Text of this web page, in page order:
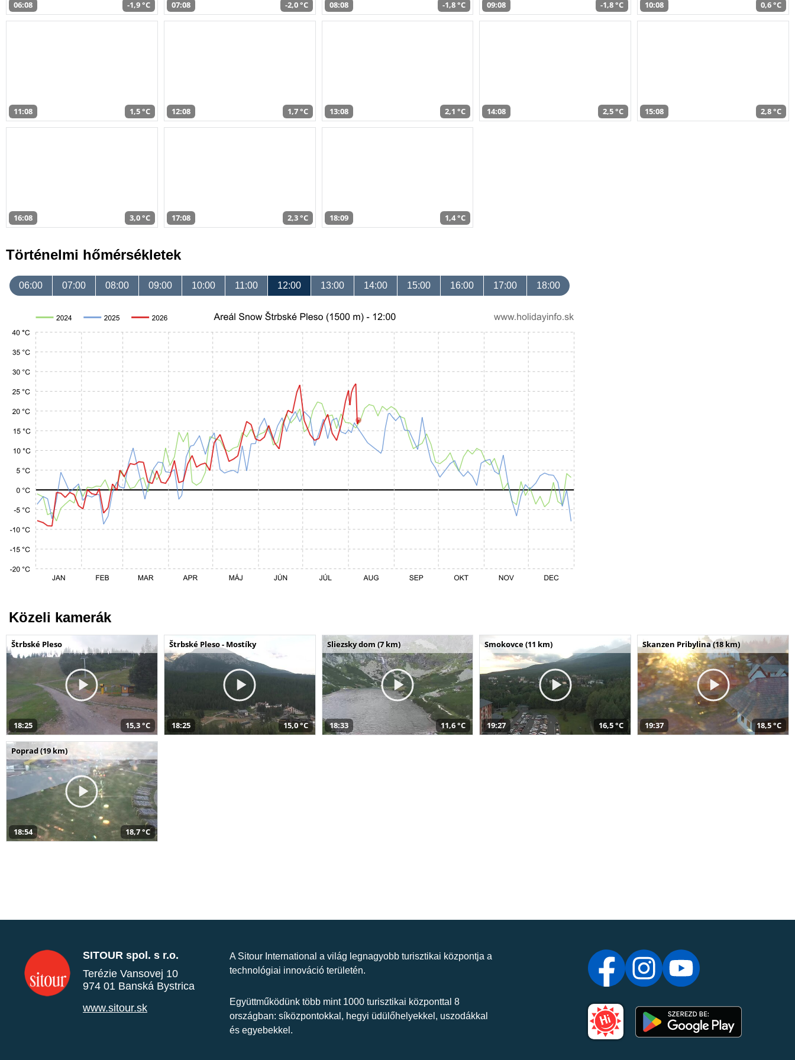
06:08 -1,9 °C 07:08 -2,0 °C 08:08 -1,8 °C 09:08 -1,8 °C 10:08 0,6 °C
11:08 1,5 °C 12:08 1,7 °C 13:08 2,1 °C 14:08 2,5 °C 15:08 2,8 °C
16:08 3,0 °C 17:08 2,3 °C 18:09 1,4 °C
Történelmi hőmérsékletek
06:00 07:00 08:00 09:00 10:00 11:00 12:00 13:00 14:00 15:00 16:00 17:00 18:00
Közeli kamerák
Štrbské Pleso
18:25 15,3 °C
Štrbské Pleso - Mostíky
18:25 15,0 °C
Sliezsky dom (7 km)
18:33 11,6 °C
Smokovce (11 km)
19:27 16,5 °C
Skanzen Pribylina (18 km)
19:37 18,5 °C
Poprad (19 km)
18:54 18,7 °C
SITOUR spol. s r.o.
Terézie Vansovej 10
974 01 Banská Bystrica
www.sitour.sk
A Sitour International a világ legnagyobb turisztikai központja a
technológiai innováció területén.
Együttműködünk több mint 1000 turisztikai központtal 8
országban: síközpontokkal, hegyi üdülőhelyekkel, uszodákkal
és egyebekkel.